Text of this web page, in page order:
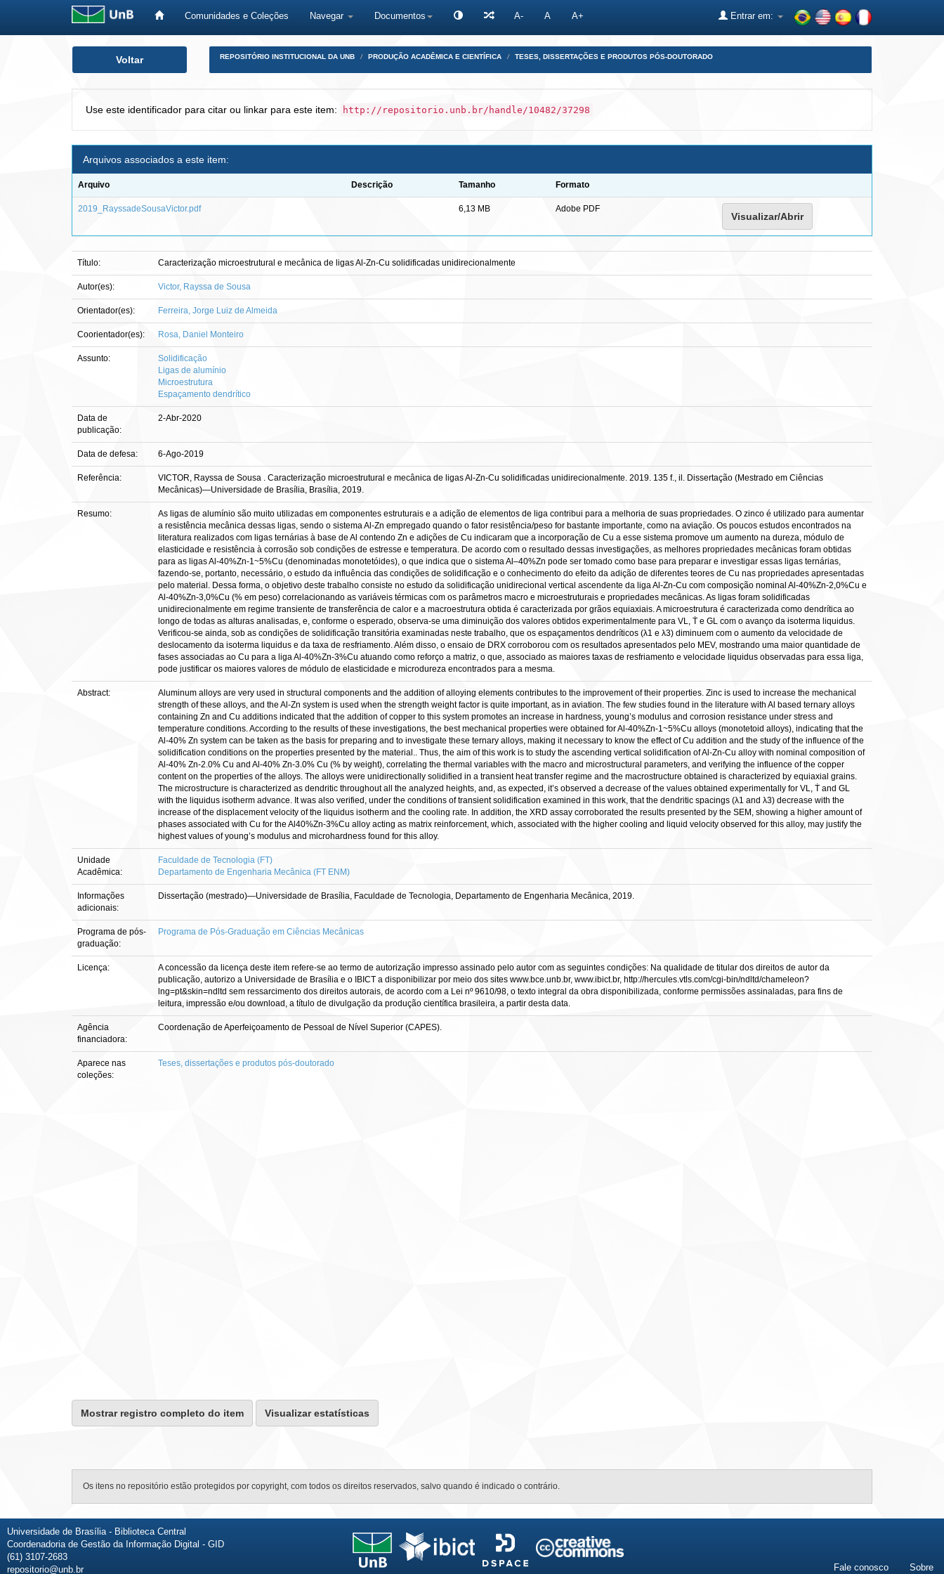
Comunidades e Coleções Navegar Documentos A- A A+ Entrar em:
Voltar REPOSITÓRIO INSTITUCIONAL DA UNB PRODUÇÃO ACADÊMICA E CIENTÍFICA TESES, DISSERTAÇÕES E PRODUTOS PÓS-DOUTORADO
Use este identificador para citar ou linkar para este item: http://repositorio.unb.br/handle/10482/37298
Arquivos associados a este item:
Arquivo Descrição Tamanho Formato
2019_RayssadeSousaVictor.pdf 6,13 MB Adobe PDF
Visualizar/Abrir
Título: Caracterização microestrutural e mecânica de ligas Al-Zn-Cu solidificadas unidirecionalmente
Autor(es): Victor, Rayssa de Sousa
Orientador(es): Ferreira, Jorge Luiz de Almeida
Coorientador(es): Rosa, Daniel Monteiro
Assunto:
Solidificação
Ligas de alumínio
Microestrutura
Espaçamento dendrítico
Data de
publicação:
2-Abr-2020
Data de defesa: 6-Ago-2019
Referência:
VICTOR, Rayssa de Sousa . Caracterização microestrutural e mecânica de ligas Al-Zn-Cu solidificadas unidirecionalmente. 2019. 135 f., il. Dissertação (Mestrado em Ciências
Mecânicas)—Universidade de Brasília, Brasília, 2019.
Resumo:
As ligas de alumínio são muito utilizadas em componentes estruturais e a adição de elementos de liga contribui para a melhoria de suas propriedades. O zinco é utilizado para aumentar
a resistência mecânica dessas ligas, sendo o sistema Al-Zn empregado quando o fator resistência/peso for bastante importante, como na aviação. Os poucos estudos encontrados na
literatura realizados com ligas ternárias à base de Al contendo Zn e adições de Cu indicaram que a incorporação de Cu a esse sistema promove um aumento na dureza, módulo de
elasticidade e resistência à corrosão sob condições de estresse e temperatura. De acordo com o resultado dessas investigações, as melhores propriedades mecânicas foram obtidas
para as ligas Al-40%Zn-1~5%Cu (denominadas monotetóides), o que indica que o sistema Al–40%Zn pode ser tomado como base para preparar e investigar essas ligas ternárias,
fazendo-se, portanto, necessário, o estudo da influência das condições de solidificação e o conhecimento do efeito da adição de diferentes teores de Cu nas propriedades apresentadas
pelo material. Dessa forma, o objetivo deste trabalho consiste no estudo da solidificação unidirecional vertical ascendente da liga Al-Zn-Cu com composição nominal Al-40%Zn-2,0%Cu e
Al-40%Zn-3,0%Cu (% em peso) correlacionando as variáveis térmicas com os parâmetros macro e microestruturais e propriedades mecânicas. As ligas foram solidificadas
unidirecionalmente em regime transiente de transferência de calor e a macroestrutura obtida é caracterizada por grãos equiaxiais. A microestrutura é caracterizada como dendrítica ao
longo de todas as alturas analisadas, e, conforme o esperado, observa-se uma diminuição dos valores obtidos experimentalmente para VL, Ṫ e GL com o avanço da isoterma liquidus.
Verificou-se ainda, sob as condições de solidificação transitória examinadas neste trabalho, que os espaçamentos dendríticos (λ1 e λ3) diminuem com o aumento da velocidade de
deslocamento da isoterma liquidus e da taxa de resfriamento. Além disso, o ensaio de DRX corroborou com os resultados apresentados pelo MEV, mostrando uma maior quantidade de
fases associadas ao Cu para a liga Al-40%Zn-3%Cu atuando como reforço a matriz, o que, associado as maiores taxas de resfriamento e velocidade liquidus observadas para essa liga,
pode justificar os maiores valores de módulo de elasticidade e microdureza encontrados para a mesma.
Abstract:
Aluminum alloys are very used in structural components and the addition of alloying elements contributes to the improvement of their properties. Zinc is used to increase the mechanical
strength of these alloys, and the Al-Zn system is used when the strength weight factor is quite important, as in aviation. The few studies found in the literature with Al based ternary alloys
containing Zn and Cu additions indicated that the addition of copper to this system promotes an increase in hardness, young’s modulus and corrosion resistance under stress and
temperature conditions. According to the results of these investigations, the best mechanical properties were obtained for Al-40%Zn-1~5%Cu alloys (monotetoid alloys), indicating that the
Al-40% Zn system can be taken as the basis for preparing and to investigate these ternary alloys, making it necessary to know the effect of Cu addition and the study of the influence of the
solidification conditions on the properties presented by the material.. Thus, the aim of this work is to study the ascending vertical solidification of Al-Zn-Cu alloy with nominal composition of
Al-40% Zn-2.0% Cu and Al-40% Zn-3.0% Cu (% by weight), correlating the thermal variables with the macro and microstructural parameters, and verifying the influence of the copper
content on the properties of the alloys. The alloys were unidirectionally solidified in a transient heat transfer regime and the macrostructure obtained is characterized by equiaxial grains.
The microstructure is characterized as dendritic throughout all the analyzed heights, and, as expected, it’s observed a decrease of the values obtained experimentally for VL, Ṫ and GL
with the liquidus isotherm advance. It was also verified, under the conditions of transient solidification examined in this work, that the dendritic spacings (λ1 and λ3) decrease with the
increase of the displacement velocity of the liquidus isotherm and the cooling rate. In addition, the XRD assay corroborated the results presented by the SEM, showing a higher amount of
phases associated with Cu for the Al40%Zn-3%Cu alloy acting as matrix reinforcement, which, associated with the higher cooling and liquid velocity observed for this alloy, may justify the
highest values of young’s modulus and microhardness found for this alloy.
Unidade
Acadêmica:
Faculdade de Tecnologia (FT)
Departamento de Engenharia Mecânica (FT ENM)
Informações
adicionais:
Dissertação (mestrado)—Universidade de Brasília, Faculdade de Tecnologia, Departamento de Engenharia Mecânica, 2019.
Programa de pós-
graduação:
Programa de Pós-Graduação em Ciências Mecânicas
Licença:
A concessão da licença deste item refere-se ao termo de autorização impresso assinado pelo autor com as seguintes condições: Na qualidade de titular dos direitos de autor da
publicação, autorizo a Universidade de Brasília e o IBICT a disponibilizar por meio dos sites www.bce.unb.br, www.ibict.br, http://hercules.vtls.com/cgi-bin/ndltd/chameleon?
lng=pt&skin=ndltd sem ressarcimento dos direitos autorais, de acordo com a Lei nº 9610/98, o texto integral da obra disponibilizada, conforme permissões assinaladas, para fins de
leitura, impressão e/ou download, a título de divulgação da produção científica brasileira, a partir desta data.
Agência
financiadora:
Coordenação de Aperfeiçoamento de Pessoal de Nível Superior (CAPES).
Aparece nas
coleções:
Teses, dissertações e produtos pós-doutorado
Mostrar registro completo do item Visualizar estatísticas
Os itens no repositório estão protegidos por copyright, com todos os direitos reservados, salvo quando é indicado o contrário.
Universidade de Brasília - Biblioteca Central
Coordenadoria de Gestão da Informação Digital - GID
(61) 3107-2683
repositorio@unb.br
Fale conosco Sobre